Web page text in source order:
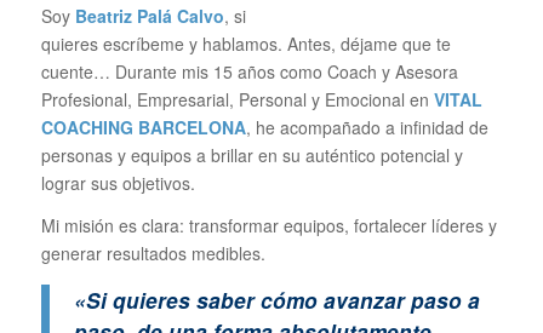
Soy Beatriz Palá Calvo, si
quieres escríbeme y hablamos. Antes, déjame que te
cuente… Durante mis 15 años como Coach y Asesora
Profesional, Empresarial, Personal y Emocional en VITAL
COACHING BARCELONA, he acompañado a infinidad de
personas y equipos a brillar en su auténtico potencial y
lograr sus objetivos.
Mi misión es clara: transformar equipos, fortalecer líderes y
generar resultados medibles.
«Si quieres saber cómo avanzar paso a